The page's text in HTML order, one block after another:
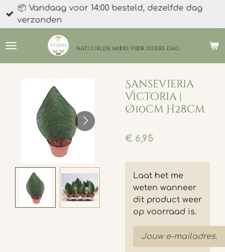
Ga
direct
de
natuurlijk moois voor iedere dag
📦 Vandaag voor 14:00 besteld, dezelfde dag
verzonden
Sansevieria
Victoria |
Ø10cm H28cm
€ 6,95
Laat het me
weten wanneer
dit product weer
op voorraad is.